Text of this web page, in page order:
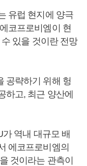
유럽 현지에 양극
코프로비엠이 현
있을 것이란 전망
공략하기 위해 헝
하고, 최근 양산에
역내 대규모 배
에코프로비엠의
것이라는 관측이